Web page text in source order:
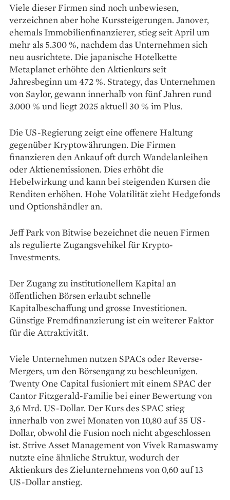
Viele dieser Firmen sind noch unbewiesen,
verzeichnen aber hohe Kurssteigerungen. Janover,
ehemals Immobilienfinanzierer, stieg seit April um
mehr als 5.300 %, nachdem das Unternehmen sich
neu ausrichtete. Die japanische Hotelkette
Metaplanet erhöhte den Aktienkurs seit
Jahresbeginn um 472 %. Strategy, das Unternehmen
von Saylor, gewann innerhalb von fünf Jahren rund
3.000 % und liegt 2025 aktuell 30 % im Plus.
Die US-Regierung zeigt eine offenere Haltung
gegenüber Kryptowährungen. Die Firmen
finanzieren den Ankauf oft durch Wandelanleihen
oder Aktienemissionen. Dies erhöht die
Hebelwirkung und kann bei steigenden Kursen die
Renditen erhöhen. Hohe Volatilität zieht Hedgefonds
und Optionshändler an.
Jeff Park von Bitwise bezeichnet die neuen Firmen
als regulierte Zugangsvehikel für Krypto-
Investments.
Der Zugang zu institutionellem Kapital an
öffentlichen Börsen erlaubt schnelle
Kapitalbeschaffung und grosse Investitionen.
Günstige Fremdfinanzierung ist ein weiterer Faktor
für die Attraktivität.
Viele Unternehmen nutzen SPACs oder Reverse-
Mergers, um den Börsengang zu beschleunigen.
Twenty One Capital fusioniert mit einem SPAC der
Cantor Fitzgerald-Familie bei einer Bewertung von
3,6 Mrd. US-Dollar. Der Kurs des SPAC stieg
innerhalb von zwei Monaten von 10,80 auf 35 US-
Dollar, obwohl die Fusion noch nicht abgeschlossen
ist. Strive Asset Management von Vivek Ramaswamy
nutzte eine ähnliche Struktur, wodurch der
Aktienkurs des Zielunternehmens von 0,60 auf 13
US-Dollar anstieg.